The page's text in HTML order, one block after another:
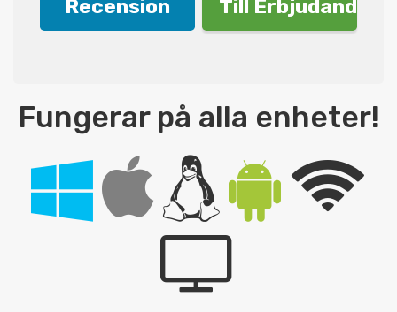
Recension Till Erbjudande!
Fungerar på alla enheter!